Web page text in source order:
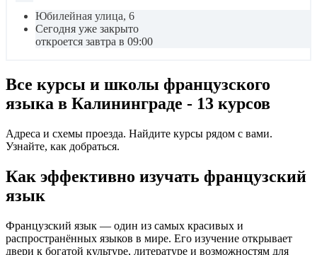
Юбилейная улица, 6
Сегодня уже закрыто
откроется завтра в 09:00
Все курсы и школы французского
языка в Калининграде - 13 курсов
Адреса и схемы проезда. Найдите курсы рядом с вами.
Узнайте, как добраться.
Как эффективно изучать французский
язык
Французский язык — один из самых красивых и
распространённых языков в мире. Его изучение открывает
двери к богатой культуре, литературе и возможностям для